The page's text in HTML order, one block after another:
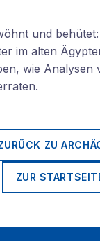
und
im alten
wie
ZU
ZUR